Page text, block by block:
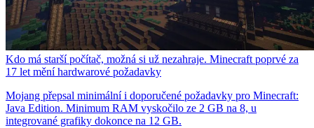
Kdo má starší počítač, možná si už nezahraje. Minecraft poprvé za
17 let mění hardwarové požadavky
Mojang přepsal minimální i doporučené požadavky pro Minecraft:
Java Edition. Minimum RAM vyskočilo ze 2 GB na 8, u
integrované grafiky dokonce na 12 GB.